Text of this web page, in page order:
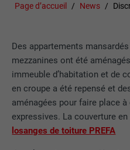
Page d’accueil News
Des appartements
mezzanines ont été
immeuble d’habitation et de
en croupe a été repensé et
aménagées pour faire place
expressives. La couverture
losanges de toiture PREFA